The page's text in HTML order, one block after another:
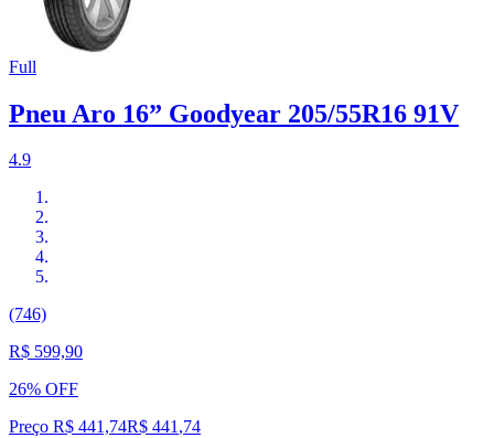
Full
Pneu Aro 16” Goodyear 205/55R16 91V
4.9
(746)
R$ 599,90
26% OFF
Preço R$ 441,74R$ 441,74